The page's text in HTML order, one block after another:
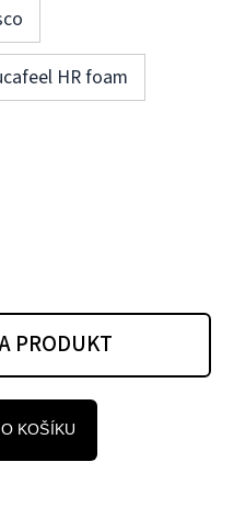
HR foam
PRODUKT
KOŠÍKU